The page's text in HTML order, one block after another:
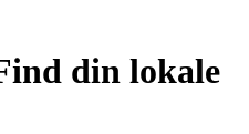
din lokale